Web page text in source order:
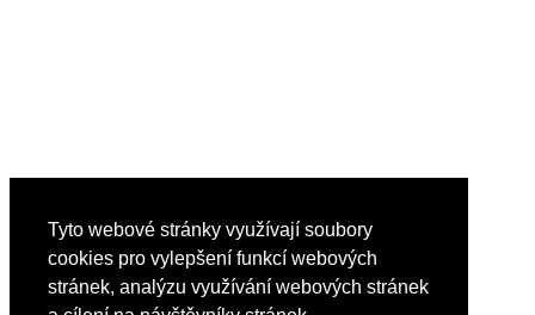
Tyto webové stránky využívají soubory
cookies pro vylepšení funkcí webových
stránek, analýzu využívání webových stránek